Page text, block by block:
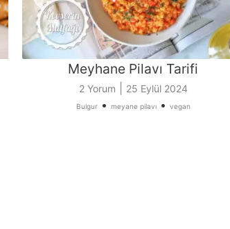
Meyhane Pilavı Tarifi
2 Yorum 25 Eylül 2024
Bulgur• meyane pilavı• vegan